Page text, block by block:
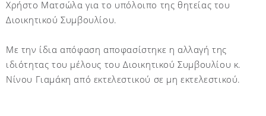
Χρήστο Ματσώλα για το υπόλοιπο της θητείας του
Διοικητικού Συμβουλίου.
Με την ίδια απόφαση αποφασίστηκε η αλλαγή της
ιδιότητας του μέλους του Διοικητικού Συμβουλίου κ.
Νίνου Γιαμάκη από εκτελεστικού σε μη εκτελεστικού.